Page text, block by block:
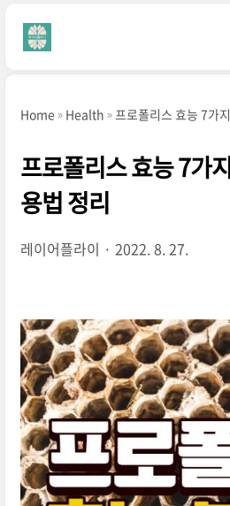
Home Health 프로폴리스 효능 7가
프로폴리스 효능 7가
용법 정리
레이어플라이 2022. 8. 27.